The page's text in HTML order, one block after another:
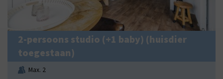
2-persoons studio (+1 baby) (huisdier
toegestaan)
Max. 2